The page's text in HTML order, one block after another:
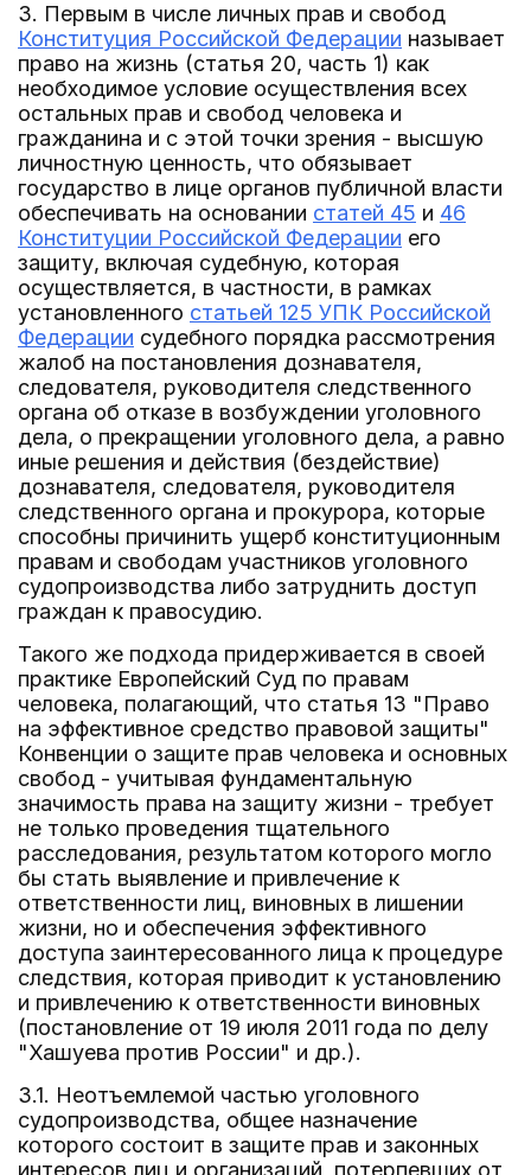
3. Первым в числе личных прав и свобод
Конституция Российской Федерации называет
право на жизнь (статья 20, часть 1) как
необходимое условие осуществления всех
остальных прав и свобод человека и
гражданина и с этой точки зрения - высшую
личностную ценность, что обязывает
государство в лице органов публичной власти
обеспечивать на основании статей 45 и 46
Конституции Российской Федерации его
защиту, включая судебную, которая
осуществляется, в частности, в рамках
установленного статьей 125 УПК Российской
Федерации судебного порядка рассмотрения
жалоб на постановления дознавателя,
следователя, руководителя следственного
органа об отказе в возбуждении уголовного
дела, о прекращении уголовного дела, а равно
иные решения и действия (бездействие)
дознавателя, следователя, руководителя
следственного органа и прокурора, которые
способны причинить ущерб конституционным
правам и свободам участников уголовного
судопроизводства либо затруднить доступ
граждан к правосудию.
Такого же подхода придерживается в своей
практике Европейский Суд по правам
человека, полагающий, что статья 13 "Право
на эффективное средство правовой защиты"
Конвенции о защите прав человека и основных
свобод - учитывая фундаментальную
значимость права на защиту жизни - требует
не только проведения тщательного
расследования, результатом которого могло
бы стать выявление и привлечение к
ответственности лиц, виновных в лишении
жизни, но и обеспечения эффективного
доступа заинтересованного лица к процедуре
следствия, которая приводит к установлению
и привлечению к ответственности виновных
(постановление от 19 июля 2011 года по делу
"Хашуева против России" и др.).
3.1. Неотъемлемой частью уголовного
судопроизводства, общее назначение
которого состоит в защите прав и законных
интересов лиц и организаций, потерпевших от